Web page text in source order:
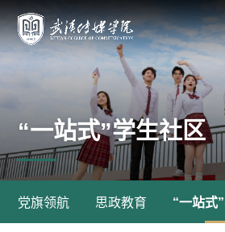
“一站式”学生社区
党旗领航 思政教育 “一站式